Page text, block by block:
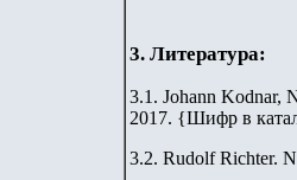
3. Литература:
3.1. Johann Kodnar,
2017. {Шифр в
3.2. Rudolf Richter.